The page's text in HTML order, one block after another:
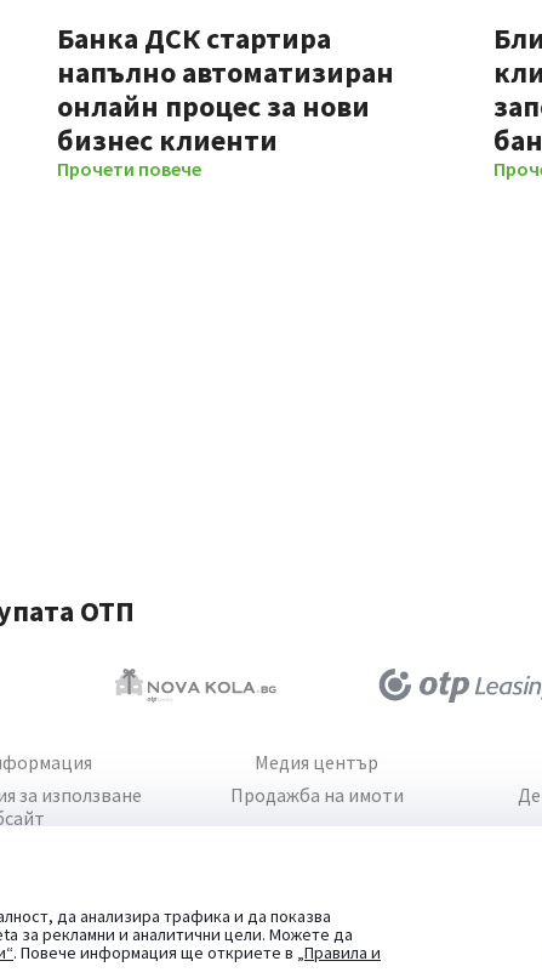
да анализира трафика и да показва
за рекламни и аналитични цели. Можете да
. Повече информация ще откриете в „Правила и
Банка ДСК стартира
напълно автоматизиран
онлайн процес за нови
бизнес клиенти
Прочети повече
ОТП
за използване
Медия център
Продажба на имоти